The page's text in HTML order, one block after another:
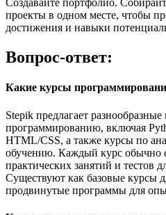
Создавайте портфолио.
проекты в одном месте, чтобы
достижения и навыки
Вопрос-ответ:
Какие курсы
Stepik предлагает
программированию, включая
HTML/CSS, а также курсы по
обучению. Каждый курс обычно
практических занятий и тестов
Существуют как базовые курсы
продвинутые программы для